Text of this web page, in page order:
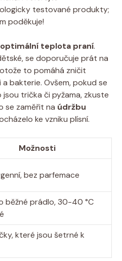
testované produkty;
poděkuje!
optimální teplota praní.
se⁤ doporučuje prát na
‌to⁢ pomáhá zničit
bakterie. Ovšem, ​pokud se
​jsou trička či pyžama,​ zkuste⁣
se zaměřit na⁤ údržbu
‍ke⁣ vzniku plísní.
Možnosti
bez ‌parfemace
běžné prádlo,⁤ 30-40 °C
které jsou⁣ šetrné k